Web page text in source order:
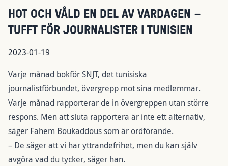
HOT OCH VÅLD EN DEL AV VARDAGEN –
TUFFT FÖR JOURNALISTER I TUNISIEN
2023-01-19
Varje månad bokför SNJT, det tunisiska
journalistförbundet, övergrepp mot sina medlemmar.
Varje månad rapporterar de in övergreppen utan större
respons. Men att sluta rapportera är inte ett alternativ,
säger Fahem Boukaddous som är ordförande.
– De säger att vi har yttrandefrihet, men du kan själv
avgöra vad du tycker, säger han.